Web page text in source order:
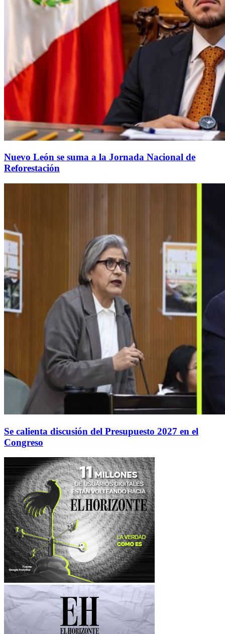
Nuevo León se suma a la Jornada Nacional de
Reforestación
Se calienta discusión del Presupuesto 2027 en el
Congreso